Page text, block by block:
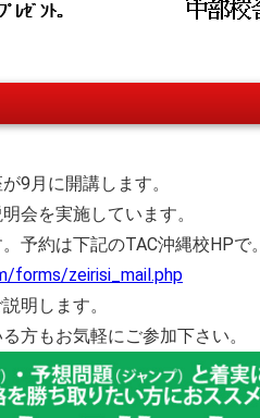
9月に開講します。
会を実施しています。
予約は下記のTAC沖縄校HPで。
forms/zeirisi_mail.php
明します。
方もお気軽にご参加下さい。